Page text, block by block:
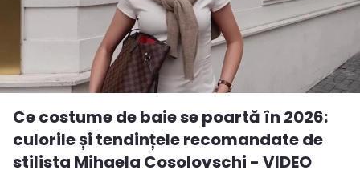
Ce costume de baie se poartă în 2026:
culorile și tendințele recomandate de
stilista Mihaela Cosolovschi - VIDEO